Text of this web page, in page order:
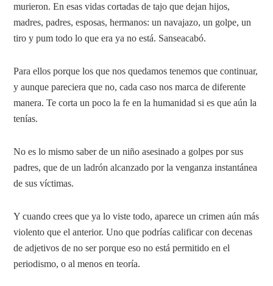
murieron. En esas vidas cortadas de tajo que dejan hijos,
madres, padres, esposas, hermanos: un navajazo, un golpe, un
tiro y pum todo lo que era ya no está. Sanseacabó.
Para ellos porque los que nos quedamos tenemos que continuar,
y aunque pareciera que no, cada caso nos marca de diferente
manera. Te corta un poco la fe en la humanidad si es que aún la
tenías.
No es lo mismo saber de un niño asesinado a golpes por sus
padres, que de un ladrón alcanzado por la venganza instantánea
de sus víctimas.
Y cuando crees que ya lo viste todo, aparece un crimen aún más
violento que el anterior. Uno que podrías calificar con decenas
de adjetivos de no ser porque eso no está permitido en el
periodismo, o al menos en teoría.